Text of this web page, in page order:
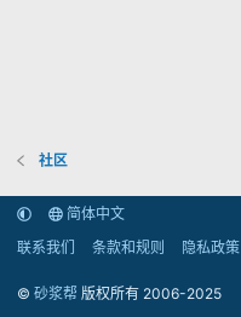
社区
简体中文
联系我们
条款和规则 隐私政策
© 砂浆帮 版权所有 2006-2025